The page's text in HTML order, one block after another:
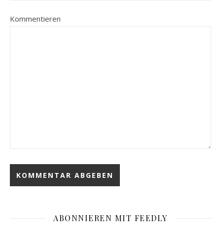
Kommentieren
ABONNIEREN MIT FEEDLY